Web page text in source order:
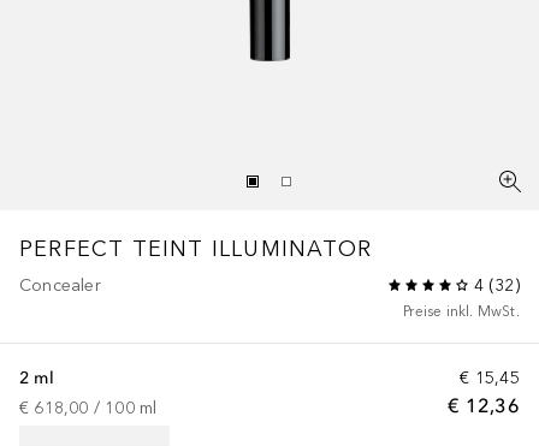
PERFECT TEINT ILLUMINATOR
Concealer 4(32)
Preise inkl. MwSt.
€ 15,45
€ 12,36
2 ml
€ 618,00 / 100 ml